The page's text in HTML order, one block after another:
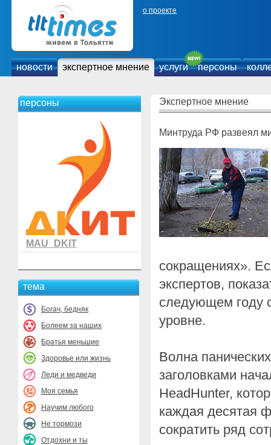
о проекте
новости экспертное мнение услуги персоны
персоны
MAU_DKIT
тема
Богач, бедняк
Болеем за наших
Братья меньшие
Здоровье или жизнь
Леди и медведи
Моя семья
Научим любого
Не тормози
Отдохни и ты
Экспертное мнение
Минтруда РФ развеял
сокращениях».
экспертов,
следующем году
уровне.
Волна
заголовками
HeadHunter,
каждая десятая
сократить ряд